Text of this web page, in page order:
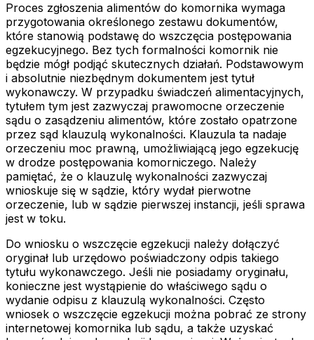
Proces zgłoszenia alimentów do komornika wymaga
przygotowania określonego zestawu dokumentów,
które stanowią podstawę do wszczęcia postępowania
egzekucyjnego. Bez tych formalności komornik nie
będzie mógł podjąć skutecznych działań. Podstawowym
i absolutnie niezbędnym dokumentem jest tytuł
wykonawczy. W przypadku świadczeń alimentacyjnych,
tytułem tym jest zazwyczaj prawomocne orzeczenie
sądu o zasądzeniu alimentów, które zostało opatrzone
przez sąd klauzulą wykonalności. Klauzula ta nadaje
orzeczeniu moc prawną, umożliwiającą jego egzekucję
w drodze postępowania komorniczego. Należy
pamiętać, że o klauzulę wykonalności zazwyczaj
wnioskuje się w sądzie, który wydał pierwotne
orzeczenie, lub w sądzie pierwszej instancji, jeśli sprawa
jest w toku.
Do wniosku o wszczęcie egzekucji należy dołączyć
oryginał lub urzędowo poświadczony odpis takiego
tytułu wykonawczego. Jeśli nie posiadamy oryginału,
konieczne jest wystąpienie do właściwego sądu o
wydanie odpisu z klauzulą wykonalności. Często
wniosek o wszczęcie egzekucji można pobrać ze strony
internetowej komornika lub sądu, a także uzyskać